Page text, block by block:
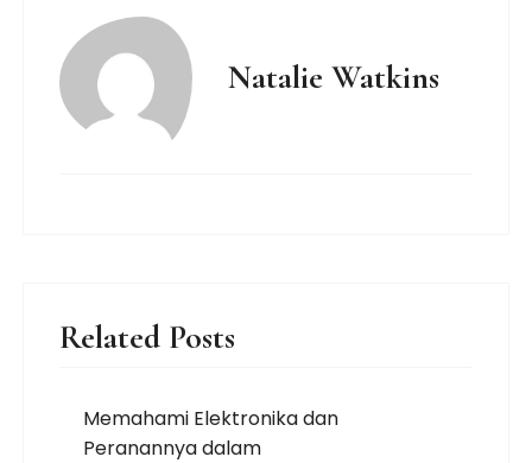
Natalie Watkins
Related Posts
Memahami Elektronika dan
Peranannya dalam